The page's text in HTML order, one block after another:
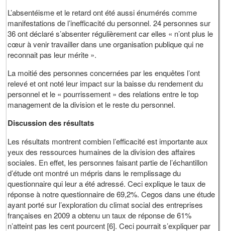
L’absentéisme et le retard ont été aussi énumérés comme
manifestations de l’inefficacité du personnel. 24 personnes sur
36 ont déclaré s’absenter régulièrement car elles « n’ont plus le
cœur à venir travailler dans une organisation publique qui ne
reconnait pas leur mérite ».
La moitié des personnes concernées par les enquêtes l’ont
relevé et ont noté leur impact sur la baisse du rendement du
personnel et le « pourrissement » des relations entre le top
management de la division et le reste du personnel.
Discussion des résultats
Les résultats montrent combien l’efficacité est importante aux
yeux des ressources humaines de la division des affaires
sociales. En effet, les personnes faisant partie de l’échantillon
d’étude ont montré un mépris dans le remplissage du
questionnaire qui leur a été adressé. Ceci explique le taux de
réponse à notre questionnaire de 69,2%. Cegos dans une étude
ayant porté sur l’exploration du climat social des entreprises
françaises en 2009 a obtenu un taux de réponse de 61%
n’atteint pas les cent pourcent [6]. Ceci pourrait s’expliquer par